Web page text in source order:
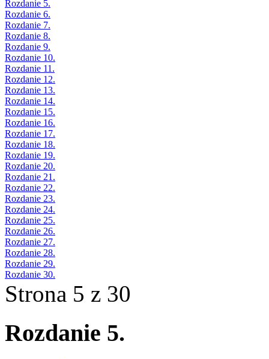
Rozdanie 5.
Rozdanie 6.
Rozdanie 7.
Rozdanie 8.
Rozdanie 9.
Rozdanie 10.
Rozdanie 11.
Rozdanie 12.
Rozdanie 13.
Rozdanie 14.
Rozdanie 15.
Rozdanie 16.
Rozdanie 17.
Rozdanie 18.
Rozdanie 19.
Rozdanie 20.
Rozdanie 21.
Rozdanie 22.
Rozdanie 23.
Rozdanie 24.
Rozdanie 25.
Rozdanie 26.
Rozdanie 27.
Rozdanie 28.
Rozdanie 29.
Rozdanie 30.
Strona 5 z 30
Rozdanie 5.